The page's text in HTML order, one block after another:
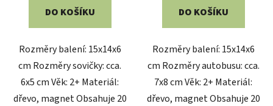
DO KOŠÍKU
Rozměry balení: 15x14x6
cm Rozměry sovičky: cca.
6x5 cm Věk: 2+ Materiál:
dřevo, magnet Obsahuje 20
DO KOŠÍKU
Rozměry balení: 15x14x6
cm Rozměry autobusu: cca.
7x8 cm Věk: 2+ Materiál:
dřevo, magnet Obsahuje 20